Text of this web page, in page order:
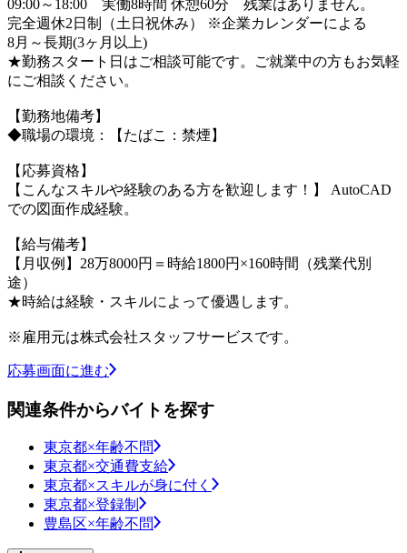
09:00～18:00 実働8時間 休憩60分 残業はありません。
完全週休2日制（土日祝休み） ※企業カレンダーによる
8月～長期(3ヶ月以上)
★勤務スタート日はご相談可能です。ご就業中の方もお気軽
にご相談ください。
【勤務地備考】
◆職場の環境：【たばこ：禁煙】
【応募資格】
【こんなスキルや経験のある方を歓迎します！】 AutoCAD
での図面作成経験。
【給与備考】
【月収例】28万8000円＝時給1800円×160時間（残業代別
途）
★時給は経験・スキルによって優遇します。
※雇用元は株式会社スタッフサービスです。
応募画面に進む
関連条件からバイトを探す
東京都×年齢不問
東京都×交通費支給
東京都×スキルが身に付く
東京都×登録制
豊島区×年齢不問